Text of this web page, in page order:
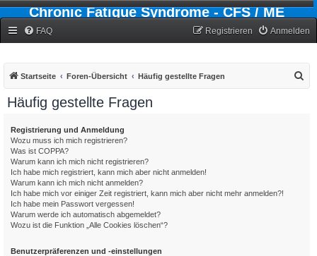
Chronic Fatigue Syndrome - CFS / ME
FAQ Anmelden
Registrieren
Startseite Foren-Übersicht Häufig gestellte Fragen
Häufig gestellte Fragen
Registrierung und Anmeldung
Wozu muss ich mich registrieren?
Was ist COPPA?
Warum kann ich mich nicht registrieren?
Ich habe mich registriert, kann mich aber nicht anmelden!
Warum kann ich mich nicht anmelden?
Ich habe mich vor einiger Zeit registriert, kann mich aber nicht mehr anmelden?!
Ich habe mein Passwort vergessen!
Warum werde ich automatisch abgemeldet?
Wozu ist die Funktion „Alle Cookies löschen“?
Benutzerpräferenzen und -einstellungen